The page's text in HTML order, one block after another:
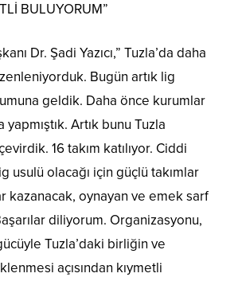
BULUYORUM”
Dr. Şadi Yazıcı,” Tuzla’da daha
Bugün artık lig
geldik. Daha önce kurumlar
yapmıştık. Artık bunu Tuzla
16 takım katılıyor. Ciddi
usulü olacağı için güçlü takımlar
kazanacak, oynayan ve emek sarf
diliyorum. Organizasyonu,
Tuzla’daki birliğin ve
açısından kıymetli